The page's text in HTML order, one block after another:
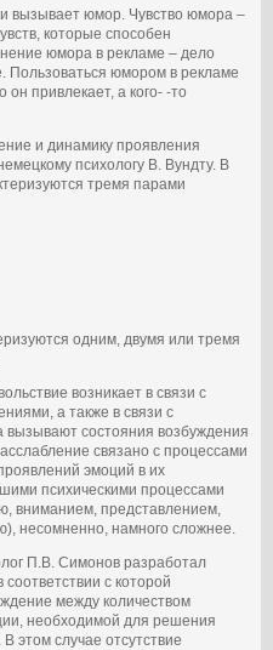
вызывает юмор. Чувство юмора –
которые способен
юмора в рекламе – дело
Пользоваться юмором в рекламе
привлекает, а кого- -то
и динамику проявления
психологу В. Вундту. В
тремя парами
одним, двумя или тремя
возникает в связи с
а также в связи с
состояния возбуждения
связано с процессами
эмоций в их
психическими процессами
вниманием, представлением,
несомненно, намного сложнее.
П.В. Симонов разработал
с которой
между количеством
необходимой для решения
этом случае отсутствие